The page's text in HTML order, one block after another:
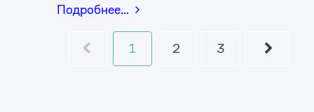
Подробнее…
1 2 3